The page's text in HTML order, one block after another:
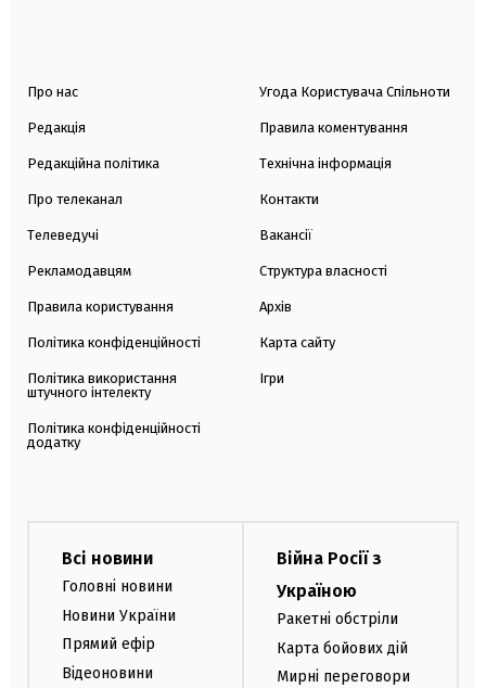
Про нас
Редакція
Редакційна політика
Про телеканал
Телеведучі
Рекламодавцям
Правила користування
Політика конфіденційності
Політика використання
штучного інтелекту
Політика конфіденційності
додатку
Угода Користувача Спільноти
Правила коментування
Технічна інформація
Контакти
Вакансії
Структура власності
Архів
Карта сайту
Ігри
Всі новини
Головні новини
Новини України
Прямий ефір
Відеоновини
Війна Росії з
Україною
Ракетні обстріли
Карта бойових дій
Мирні переговори